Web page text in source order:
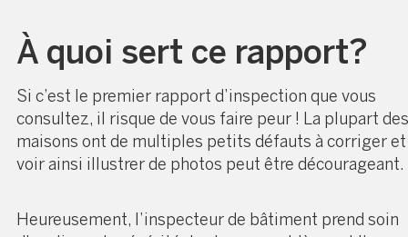
À quoi sert ce rapport?
Si c’est le premier rapport d’inspection que vous
consultez, il risque de vous faire peur ! La plupart des
maisons ont de multiples petits défauts à corriger
voir ainsi illustrer de photos peut être décourageant.
Heureusement, l’inspecteur de bâtiment prend soin